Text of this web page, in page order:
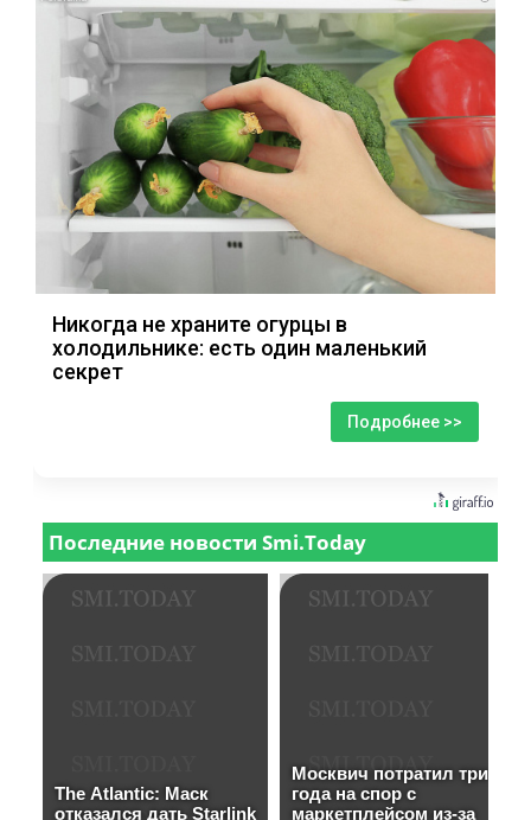
Никогда не храните огурцы в
холодильнике: есть один маленький
секрет
Подробнее >>